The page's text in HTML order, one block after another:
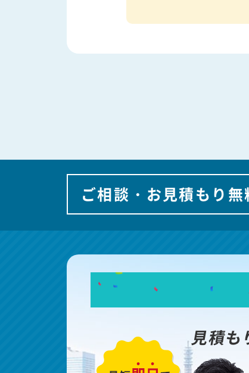
ご相談・お見積もり無
見積も